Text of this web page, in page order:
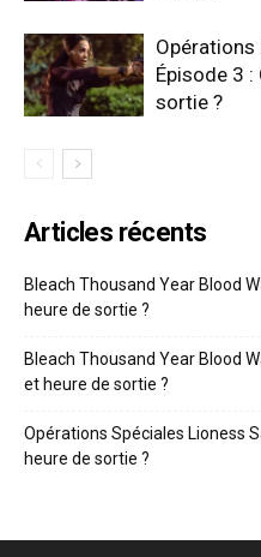
Opérations
Épisode 3
sortie ?
Articles récents
Bleach Thousand Year Blood
heure de sortie ?
Bleach Thousand Year Blood
et heure de sortie ?
Opérations Spéciales Lioness
heure de sortie ?